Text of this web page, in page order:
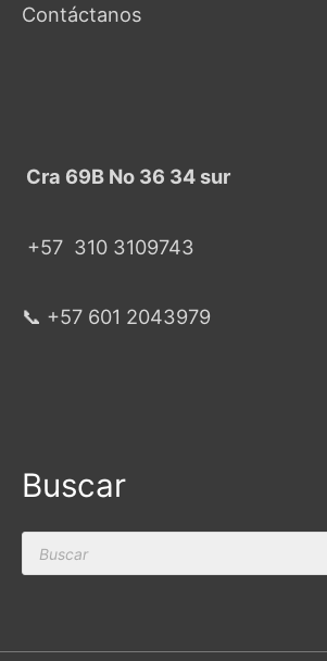
Contáctanos
Cra 69B No 36 34 sur
+57 310 3109743
📞 +57 601 2043979
Buscar
Products
search